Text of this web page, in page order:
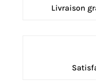
Livraison